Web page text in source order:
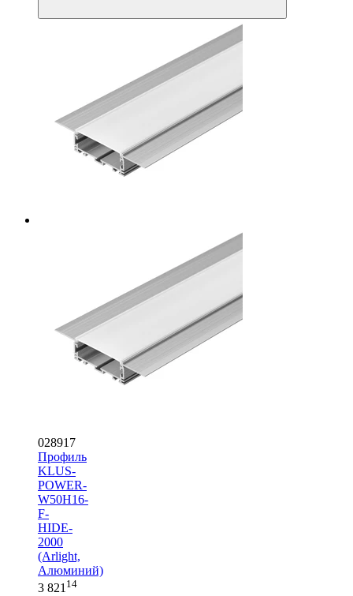
028917
Профиль
KLUS-
POWER-
W50H16-
F-
HIDE-
2000
(Arlight,
Алюминий)
3 821 14